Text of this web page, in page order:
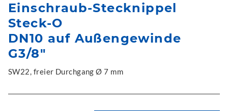
Einschraub-Stecknippel
Steck-O
DN10 auf Außengewinde
G3/8"
SW22, freier Durchgang Ø 7 mm